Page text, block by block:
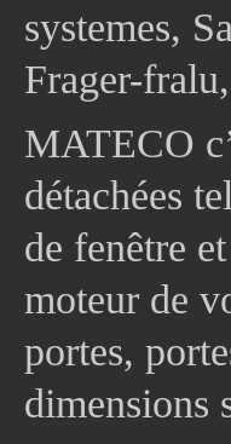
systemes,
Frager-
MATECO
détachées
de fenêtre
moteur de
portes,
dimensions